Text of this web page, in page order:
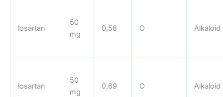
losartan
50
mg
0,58 O Alkaloid
losartan
50
mg
0,69 O Alkaloid